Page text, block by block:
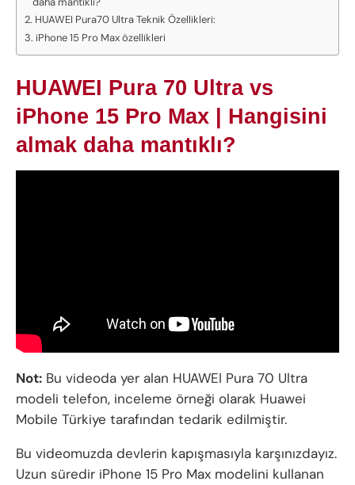
HUAWEI Pura70 Ultra Teknik Özellikleri:
iPhone 15 Pro Max özellikleri
HUAWEI Pura 70 Ultra vs
iPhone 15 Pro Max | Hangisini
almak daha mantıklı?
Not: Bu videoda yer alan HUAWEI Pura 70 Ultra
modeli telefon, inceleme örneği olarak Huawei
Mobile Türkiye tarafından tedarik edilmiştir.
Bu videomuzda devlerin kapışmasıyla karşınızdayız.
Uzun süredir iPhone 15 Pro Max modelini kullanan